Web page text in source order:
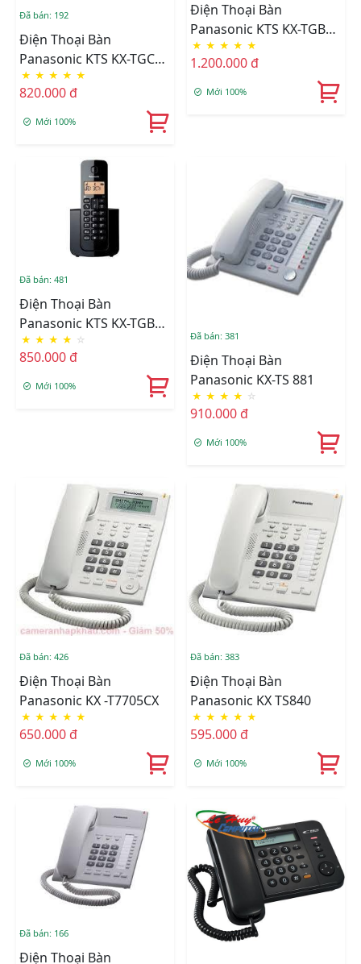
Đã bán: 192
Điện Thoại Bàn
Panasonic KTS KX-TGC
210
★ ★ ★ ★ ★
820.000 đ
Mới 100%
Điện Thoại Bàn
Panasonic KTS KX-TGB
112
★ ★ ★ ★ ★
1.200.000 đ
Mới 100%
Đã bán: 481
Điện Thoại Bàn
Panasonic KTS KX-TGB
110
★ ★ ★ ★ ☆
850.000 đ
Mới 100%
Đã bán: 381
Điện Thoại Bàn
Panasonic KX-TS 881
★ ★ ★ ★ ☆
910.000 đ
Mới 100%
Đã bán: 426
Điện Thoại Bàn
Panasonic KX -T7705CX
★ ★ ★ ★ ★
650.000 đ
Mới 100%
Đã bán: 383
Điện Thoại Bàn
Panasonic KX TS840
★ ★ ★ ★ ★
595.000 đ
Mới 100%
Đã bán: 166
Điện Thoại Bàn